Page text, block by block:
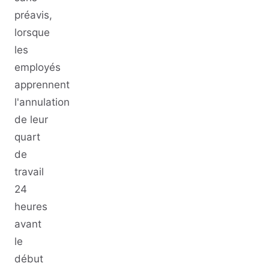
préavis,
lorsque
les
employés
apprennent
l'annulation
de leur
quart
de
travail
24
heures
avant
le
début